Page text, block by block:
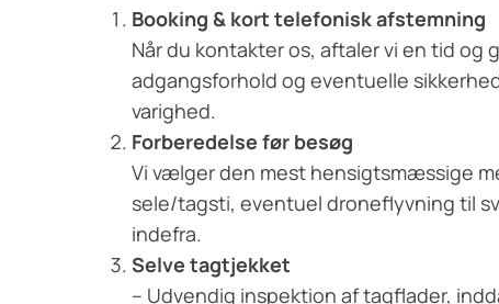
Booking & kort telefonisk afstemning
Når du kontakter os, aftaler vi en tid
adgangsforhold og eventuelle
varighed.
Forberedelse før besøg
Vi vælger den mest hensigtsmæssige
sele/tagsti, eventuel droneflyvning til
indefra.
Selve tagtjekket
– Udvendig inspektion af tagflader,